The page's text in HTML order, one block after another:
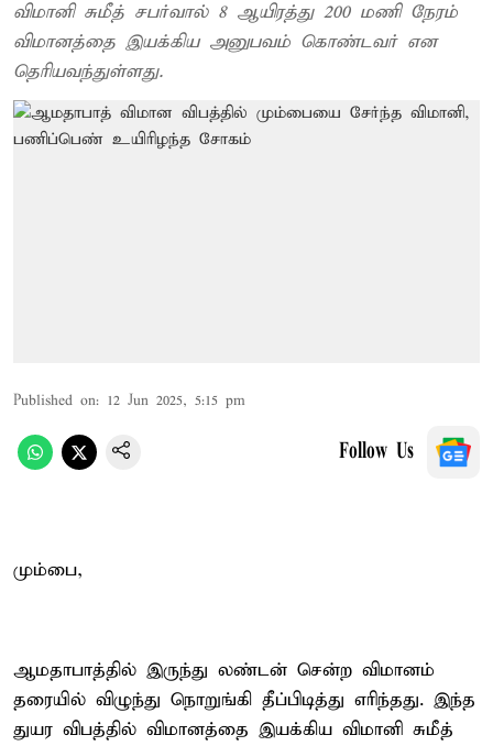
விமானி சுமீத் சபர்வால் 8 ஆயிரத்து 200 மணி நேரம்
விமானத்தை இயக்கிய அனுபவம் கொண்டவர் என
தெரியவந்துள்ளது.
Published on: 12 Jun 2025, 5:15 pm
Follow Us
மும்பை,
ஆமதாபாத்தில் இருந்து லண்டன் சென்ற விமானம்
தரையில் விழுந்து நொறுங்கி தீப்பிடித்து எரிந்தது. இந்த
துயர விபத்தில் விமானத்தை இயக்கிய விமானி சுமீத்